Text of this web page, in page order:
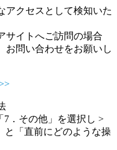
アクセスとして検知いた
サイトへご訪問の場合
お問い合わせをお願いし
7．その他」を選択し >
と「直前にどのような操